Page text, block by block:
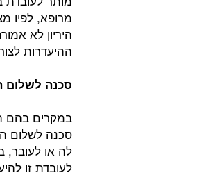
מרופא, לפיו
היריון לא
ההיעדרות
סכנה לשלום
במקרים בהם
סכנה לשלום
לה או
לעובדת זו